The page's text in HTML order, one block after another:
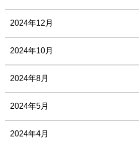
2024年12月
2024年10月
2024年8月
2024年5月
2024年4月